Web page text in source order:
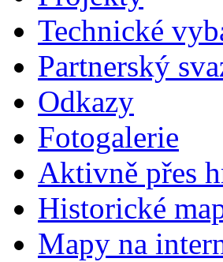
Technické
Partnerský
Odkazy
Fotogalerie
Aktivně přes
Historické
Mapy na